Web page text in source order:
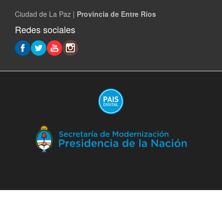
Ciudad de La Paz | Provincia de Entre Ríos
Redes sociales